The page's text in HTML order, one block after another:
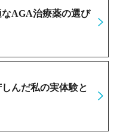
AGA治療薬の選び
んだ私の実体験と